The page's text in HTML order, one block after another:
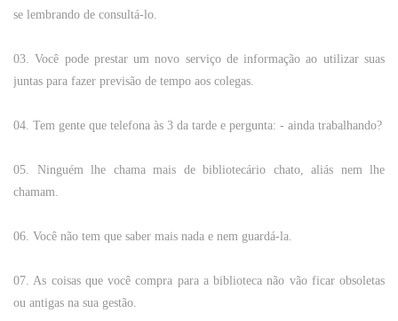
se lembrando de consultá-lo.
03.Você pode prestar um novo serviçodeinformação ao utilizar suas
juntas para fazer previsão de tempo aos colegas.
04. Tem gente que telefona às 3 da tarde e pergunta: - ainda trabalhando?
05. Ninguém lhe chama mais de bibliotecário chato, aliás nem lhe
chamam.
06. Você não tem que saber mais nada e nem guardá-la.
07. As coisas que você compra paraa biblioteca não vão ficarobsoletas
ou antigas na sua gestão.